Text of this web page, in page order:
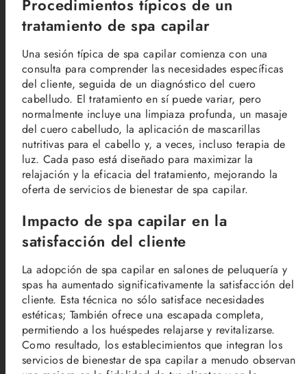
Procedimientos típicos de un
tratamiento de spa capilar
Una sesión típica de spa capilar comienza con una
consulta para comprender las necesidades específicas
del cliente, seguida de un diagnóstico del cuero
cabelludo. El tratamiento en sí puede variar, pero
normalmente incluye una limpiaza profunda, un masaje
del cuero cabelludo, la aplicación de mascarillas
nutritivas para el cabello y, a veces, incluso terapia de
luz. Cada paso está diseñado para maximizar la
relajación y la eficacia del tratamiento, mejorando la
oferta de servicios de bienestar de spa capilar.
Impacto de spa capilar en la
satisfacción del cliente
La adopción de spa capilar en salones de peluquería y
spas ha aumentado significativamente la satisfacción del
cliente. Esta técnica no sólo satisface necesidades
estéticas; También ofrece una escapada completa,
permitiendo a los huéspedes relajarse y revitalizarse.
Como resultado, los establecimientos que integran los
servicios de bienestar de spa capilar a menudo observan